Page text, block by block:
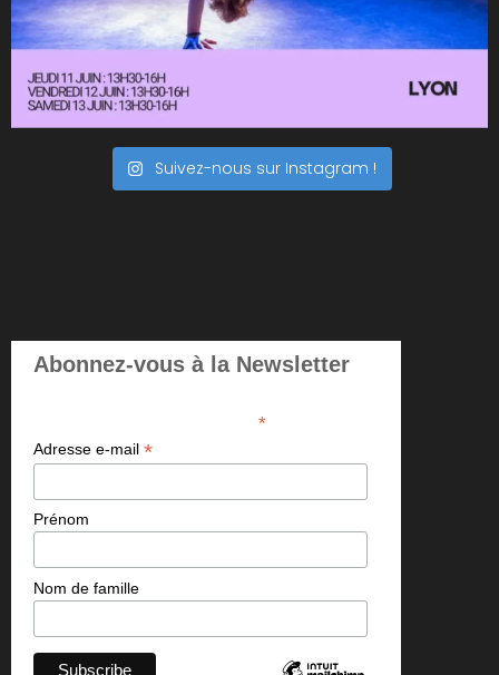
Suivez-nous sur Instagram !
Abonnez-vous à la Newsletter
*indicates required
Adresse e-mail *
Prénom
Nom de famille